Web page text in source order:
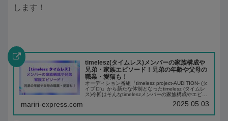
します！
timelesz(タイムレス)メンバーの家族構成や
兄弟・家族エピソード！兄弟の年齢や父母の
職業・愛猫も！
オーディション番組『timelesz project-AUDITION- (タ
イプロ)』から新たな体制となったtimelesz (タイムレ
ス)今回はそんなtimeleszメンバーの家族構成やエピソ
mariri-express.com 2025.05.03